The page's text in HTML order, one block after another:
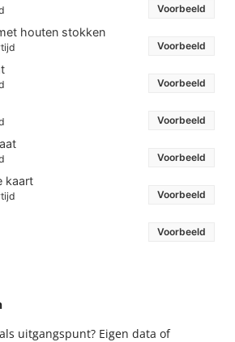
houten stokken
uitgangspunt? Eigen data of
bij deze kaart